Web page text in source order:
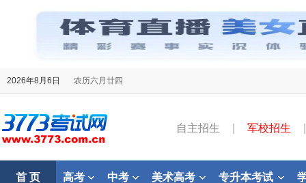
2026年8月6日 农历六月廿四
自主招生 军校招生
首 页 高考 中考 美术高考 专升本考试